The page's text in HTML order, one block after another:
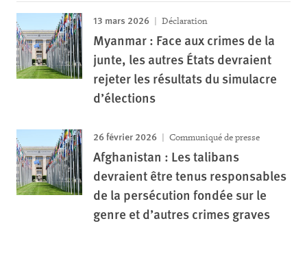
13 mars 2026 Déclaration
Myanmar : Face aux crimes de la
junte, les autres États devraient
rejeter les résultats du simulacre
d’élections
26 février 2026 Communiqué de presse
Afghanistan : Les talibans
devraient être tenus responsables
de la persécution fondée sur le
genre et d’autres crimes graves